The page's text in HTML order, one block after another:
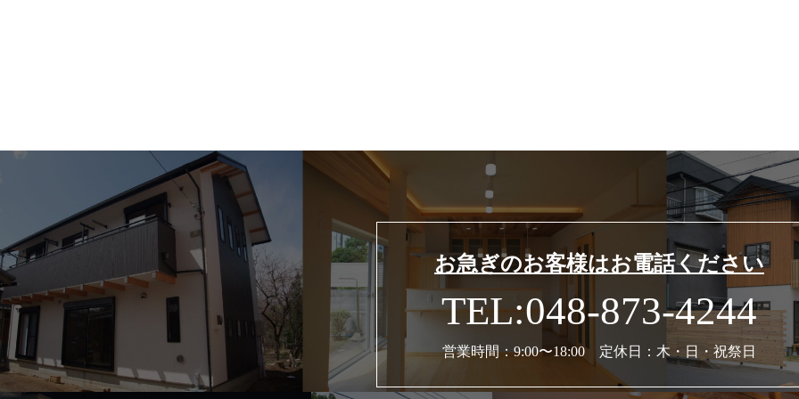
お急ぎのお客様はお電話ください
TEL:048-873-4244
営業時間：9:00〜18:00 定休日：木・日・祝祭日